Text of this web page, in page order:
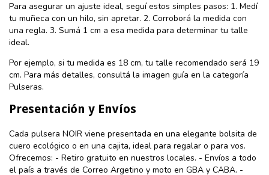
Para asegurar un ajuste ideal, seguí estos simples pasos: 1. Medí
tu muñeca con un hilo, sin apretar. 2. Corroborá la medida con
una regla. 3. Sumá 1 cm a esa medida para determinar tu talle
ideal.
Por ejemplo, si tu medida es 18 cm, tu talle recomendado será 19
cm. Para más detalles, consultá la imagen guía en la categoría
Pulseras.
Presentación y Envíos
Cada pulsera NOIR viene presentada en una elegante bolsita de
cuero ecológico o en una cajita, ideal para regalar o para vos.
Ofrecemos: - Retiro gratuito en nuestros locales. - Envíos a todo
el país a través de Correo Argetino y moto en GBA y CABA. -